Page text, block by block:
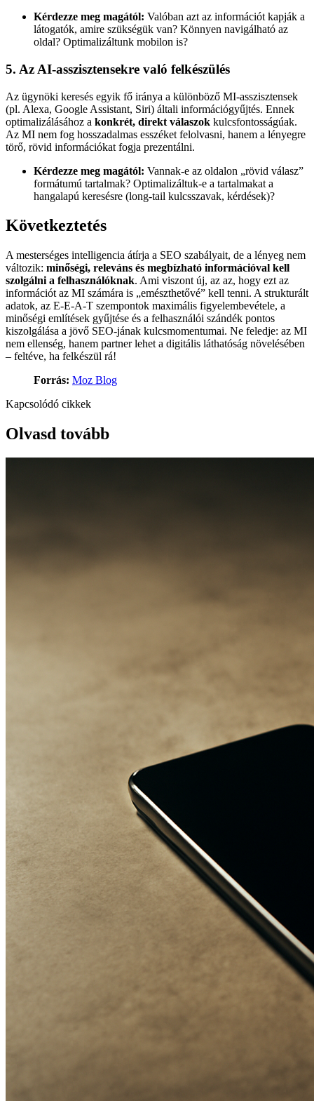
Kérdezze meg magától: Valóban azt az információt kapják a
látogatók, amire szükségük van? Könnyen navigálható az
oldal? Optimalizáltunk mobilon is?
5. Az AI-asszisztensekre való felkészülés
Az ügynöki keresés egyik fő iránya a különböző MI-asszisztensek
(pl. Alexa, Google Assistant, Siri) általi információgyűjtés. Ennek
optimalizálásához a konkrét, direkt válaszok kulcsfontosságúak.
Az MI nem fog hosszadalmas esszéket felolvasni, hanem a lényegre
törő, rövid információkat fogja prezentálni.
Kérdezze meg magától: Vannak-e az oldalon „rövid válasz”
formátumú tartalmak? Optimalizáltuk-e a tartalmakat a
hangalapú keresésre (long-tail kulcsszavak, kérdések)?
Következtetés
A mesterséges intelligencia átírja a SEO szabályait, de a lényeg nem
változik: minőségi, releváns és megbízható információval kell
szolgálni a felhasználóknak. Ami viszont új, az az, hogy ezt az
információt az MI számára is „emészthetővé” kell tenni. A strukturált
adatok, az E-E-A-T szempontok maximális figyelembevétele, a
minőségi említések gyűjtése és a felhasználói szándék pontos
kiszolgálása a jövő SEO-jának kulcsmomentumai. Ne feledje: az MI
nem ellenség, hanem partner lehet a digitális láthatóság növelésében
– feltéve, ha felkészül rá!
Forrás: Moz Blog
Kapcsolódó cikkek
Olvasd tovább